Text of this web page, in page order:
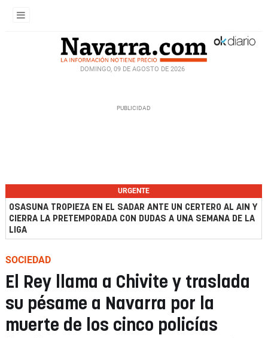
DOMINGO, 09 DE AGOSTO DE 2026
URGENTE
OSASUNA TROPIEZA EN EL SADAR ANTE UN CERTERO AL AIN Y
CIERRA LA PRETEMPORADA CON DUDAS A UNA SEMANA DE LA
LIGA
SOCIEDAD
El Rey llama a Chivite y traslada
su pésame a Navarra por la
muerte de los cinco policías